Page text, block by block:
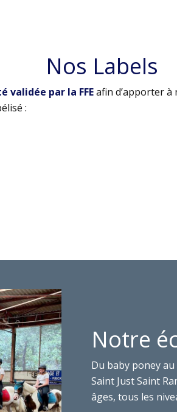
Nos Labels
validée par la FFEafin d’apporter
:
Notre
Du baby poney
Saint Just Saint
âges, tous les